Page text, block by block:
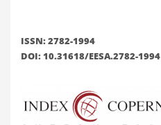
ISSN: 2782-1994
DOI: 10.31618/EESA.2782-1994